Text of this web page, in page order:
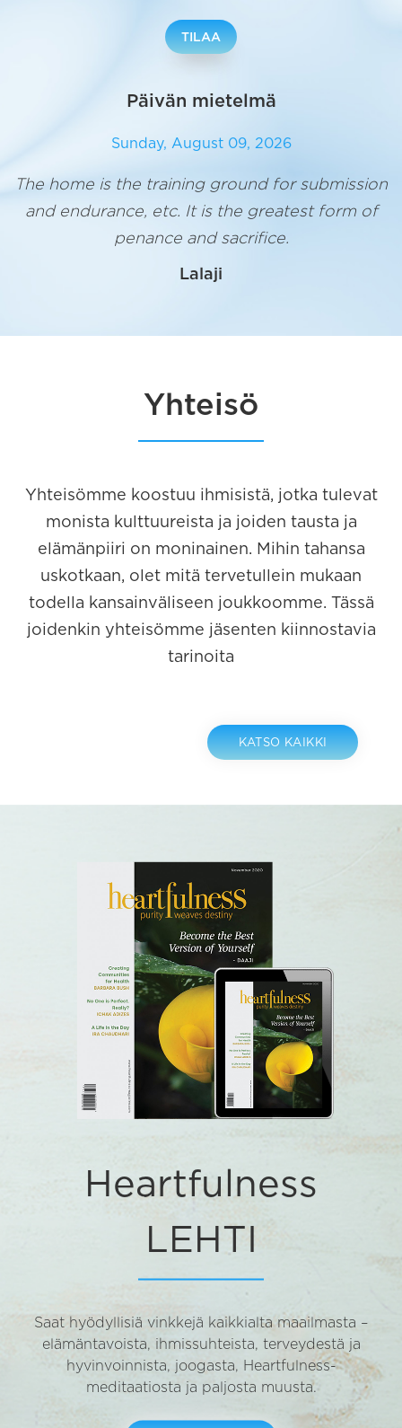
Päivän mietelmä
Sunday, August 09, 2026
The home is the training ground for submission
and endurance, etc. It is the greatest form of
penance and sacrifice.
Lalaji
Yhteisö
Yhteisömme koostuu ihmisistä, jotka tulevat
monista kulttuureista ja joiden tausta ja
elämänpiiri on moninainen. Mihin tahansa
uskotkaan, olet mitä tervetullein mukaan
todella kansainväliseen joukkoomme. Tässä
joidenkin yhteisömme jäsenten kiinnostavia
tarinoita
KATSO KAIKKI
Heartfulness
LEHTI
Saat hyödyllisiä vinkkejä kaikkialta maailmasta –
elämäntavoista, ihmissuhteista, terveydestä ja
hyvinvoinnista, joogasta, Heartfulness-
meditaatiosta ja paljosta muusta.